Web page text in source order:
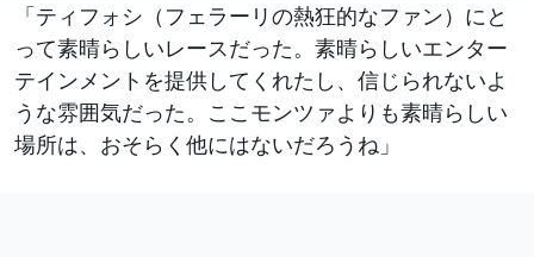
「ティフォシ（フェラーリの熱狂的なファン）にと
って素晴らしいレースだった。素晴らしいエンター
テインメントを提供してくれたし、信じられないよ
うな雰囲気だった。ここモンツァよりも素晴らしい
場所は、おそらく他にはないだろうね」